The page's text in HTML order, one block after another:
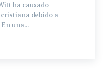
ha causado
debido a
una...